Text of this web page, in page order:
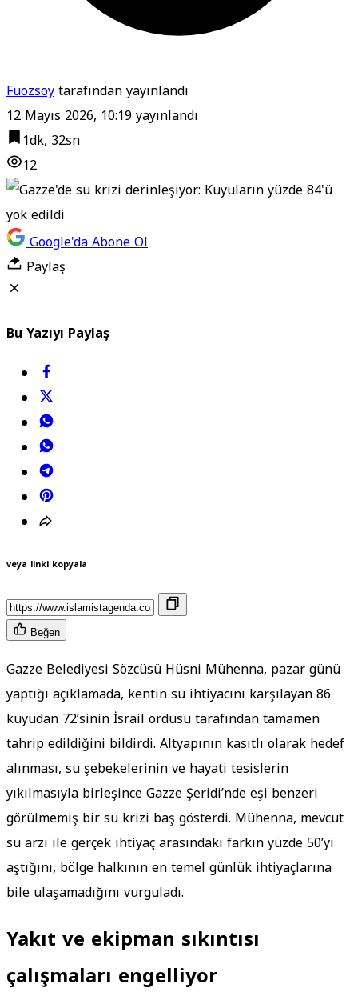
Fuozsoytarafından yayınlandı
12 Mayıs 2026, 10:19yayınlandı
1dk, 32sn
12
Google'da Abone Ol
Paylaş
Bu Yazıyı Paylaş
veya linki kopyala
Beğen
Gazze Belediyesi Sözcüsü Hüsni Mühenna, pazar günü
yaptığı açıklamada, kentin su ihtiyacını karşılayan 86
kuyudan 72’sinin İsrail ordusu tarafından tamamen
tahrip edildiğini bildirdi. Altyapının kasıtlı olarak hedef
alınması, su şebekelerinin ve hayati tesislerin
yıkılmasıyla birleşince Gazze Şeridi’nde eşi benzeri
görülmemiş bir su krizi baş gösterdi. Mühenna, mevcut
su arzı ile gerçek ihtiyaç arasındaki farkın yüzde 50’yi
aştığını, bölge halkının en temel günlük ihtiyaçlarına
bile ulaşamadığını vurguladı.
Yakıt ve ekipman sıkıntısı
çalışmaları engelliyor